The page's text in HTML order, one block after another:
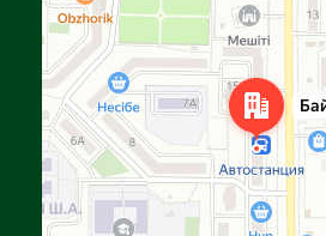
Улица Байтурсынова, 16 — Яндекс Карты